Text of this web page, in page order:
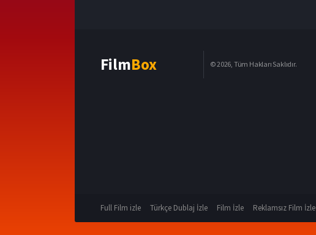
FilmBox © 2026, Tüm Hakları Saklıdır.
Full Film izle Türkçe Dublaj İzle Film İzle Reklamsız Film İzle